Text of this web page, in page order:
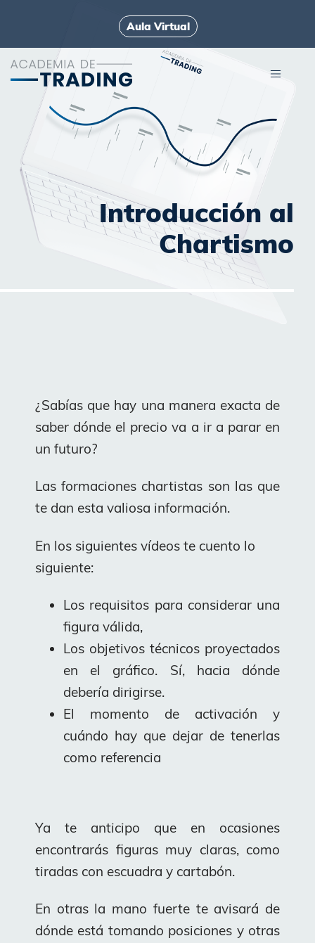
Aula Virtual
Introducción al
Chartismo
¿Sabías que hay una manera exacta de
saber dónde el precio va a ir a parar en
un futuro?
Las formaciones chartistas son las que
te dan esta valiosa información.
En los siguientes vídeos te cuento lo
siguiente:
Los requisitos para considerar una
figura válida,
Los objetivos técnicos proyectados
en el gráfico. Sí, hacia dónde
debería dirigirse.
El momento de activación y
cuándo hay que dejar de tenerlas
como referencia
Ya te anticipo que en ocasiones
encontrarás figuras muy claras, como
tiradas con escuadra y cartabón.
En otras la mano fuerte te avisará de
dónde está tomando posiciones y otras